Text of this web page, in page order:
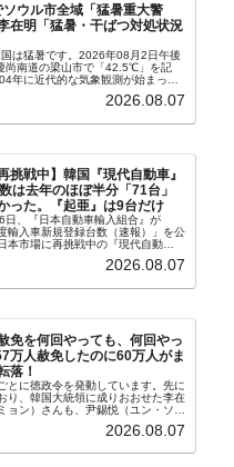
ウル市全域「猛暑重大警
在明「猛暑・干ばつ対処状況
は猛暑です。2026年08月2日午後
尚南道の梁山市で「42.5℃」を記
年に近代的な気象観測が始まって
「猛暑重大警報」が発令され...
2026.08.07
挑戦中】韓国『現代自動車』
は去年のほぼ半分「71台」
った。『起亜』は9台だけ
、『日本自動車輸入組合』が
輸入車新規登録台数（速報）」を公
本市場に再挑戦中の『現代自動
市場を攻略したい『BYD』の販売
捉えられているはずです。先月から
2026.08.07
免を何回やっても、何回やっ
万人赦免したのに60万人がま
落！
とに徳政令を発動しています。先に
り、韓国大統領に成りおおせた李在
ョン）さんも、尹錫悦（ユン・ソギ
良債権の買い取りを行い、分割償還
2026.08.07